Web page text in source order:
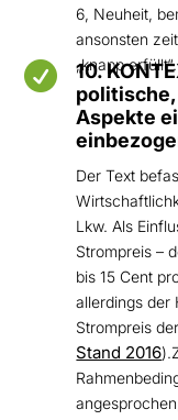
6, Neuheit,
ansonsten
„knapp erfüllt“.

10.
Aspekte
Der Text
Lkw. Als
Strompreis –
bis 15 Cent
allerdings der
Strompreis
Stand 2016